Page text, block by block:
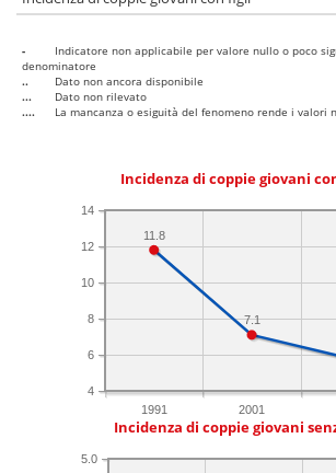
-
Indicatore non applicabile per valore nullo o poco
denominatore
..
Dato non ancora disponibile
...
Dato non rilevato
....
La mancanza o esiguità del fenomeno rende i valori
Incidenza di coppie giovani
1991 2001
4
6
8
10
12
14
7.1
11.8
Incidenza di coppie giovani
5.0